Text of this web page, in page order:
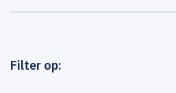
Filter op: